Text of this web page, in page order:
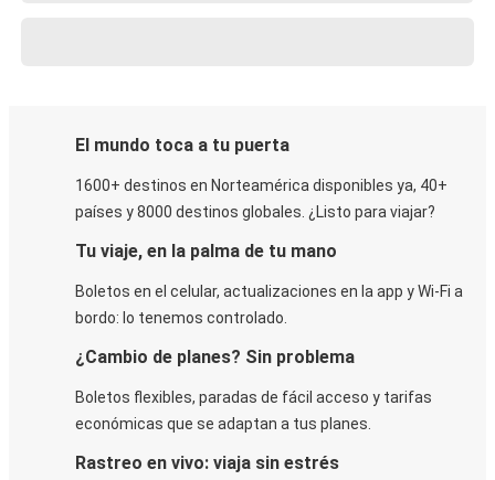
El mundo toca a tu puerta
1600+ destinos en Norteamérica disponibles ya, 40+
países y 8000 destinos globales. ¿Listo para viajar?
Tu viaje, en la palma de tu mano
Boletos en el celular, actualizaciones en la app y Wi-Fi a
bordo: lo tenemos controlado.
¿Cambio de planes? Sin problema
Boletos flexibles, paradas de fácil acceso y tarifas
económicas que se adaptan a tus planes.
Rastreo en vivo: viaja sin estrés